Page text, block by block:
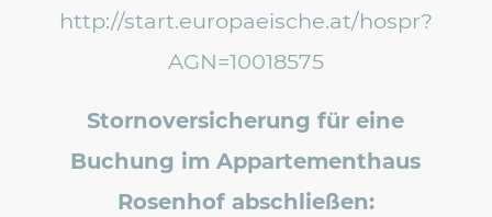
http://start.europaeische.at/hospr?
AGN=10018575
Stornoversicherung für eine
Buchung im Appartementhaus
Rosenhof abschließen: